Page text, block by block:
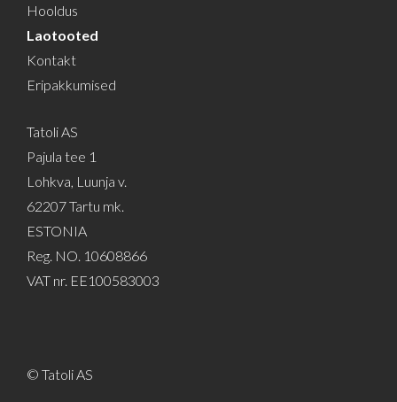
Hooldus
Laotooted
Kontakt
Eripakkumised
Tatoli AS
Pajula tee 1
Lohkva, Luunja v.
62207 Tartu mk.
ESTONIA
Reg. NO. 10608866
VAT nr. EE100583003
© Tatoli AS